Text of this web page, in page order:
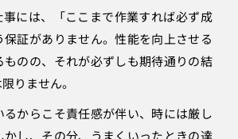
には、「ここまで作業すれば必ず成
証がありません。性能を向上させる
ものの、それが必ずしも期待通りの結
りません。
からこそ責任感が伴い、時には厳し
かし、その分、うまくいったときの達